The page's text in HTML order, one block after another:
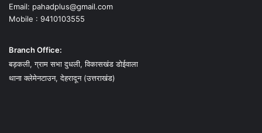
Email: pahadplus@gmail.com
Mobile : 9410103555
Branch Office:
बड़कली, ग्राम सभा दुधली, विकासखंड डोईवाला
थाना क्लेमेनटाउन, देहरादून (उत्तराखंड)